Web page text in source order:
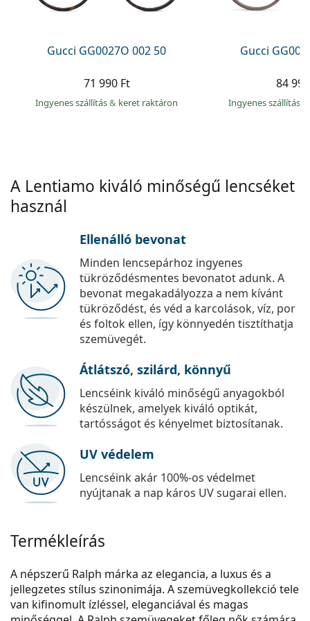
Precision
Gucci GG0027O 002 50
71 990 Ft
Ingyenes szállítás& keret raktáron
Gucci
84
Ingyenes szállítás
A Lentiamo kiváló minőségű lencséket
használ
Ellenálló bevonat
Minden lencsepárhoz ingyenes
tükröződésmentes bevonatot adunk. A
bevonat megakadályozza a nem kívánt
tükröződést, és véd a karcolások, víz, por
és foltok ellen, így könnyedén tisztíthatja
szemüvegét.
Átlátszó, szilárd, könnyű
Lencséink kiváló minőségű anyagokból
készülnek, amelyek kiváló optikát,
tartósságot és kényelmet biztosítanak.
UV védelem
Lencséink akár 100%-os védelmet
nyújtanak a nap káros UV sugarai ellen.
Termékleírás
A népszerű Ralph márka az elegancia, a luxus és a
jellegzetes stílus szinonimája. A szemüvegkollekció tele
van kifinomult ízléssel, eleganciával és magas